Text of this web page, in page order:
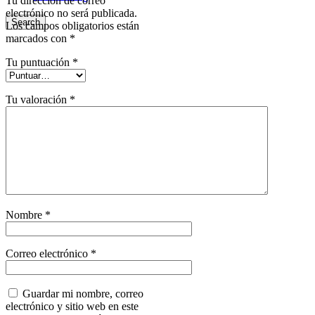
Search
electrónico no será publicada.
Los campos obligatorios están
marcados con *
Tu puntuación *
Tu valoración *
Nombre *
Correo electrónico *
Guardar mi nombre, correo
electrónico y sitio web en este